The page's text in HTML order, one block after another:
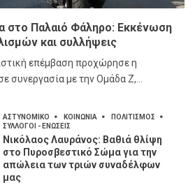
στο Παλαιό Φάληρο: Εκκένωση
και συλλήψεις
επέμβαση προχώρησε η
συνεργασία με την Ομάδα Ζ,...
ΑΣΤΥΝΟΜΙΚΟ ΚΟΙΝΩΝΙΑ
ΠΟΛΙΤΙΣΜΟΣ
ΣΥΛΛΟΓΟΙ - ΕΝΩΣΕΙΣ
Νικόλαος Λαυράνος: Βαθιά θλίψη
στο Πυροσβεστικό Σώμα για την
απώλεια των τριών συναδέλφων
μας